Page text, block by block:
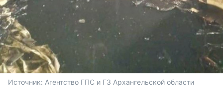
Источник: Агентство ГПС и ГЗ Архангельской области